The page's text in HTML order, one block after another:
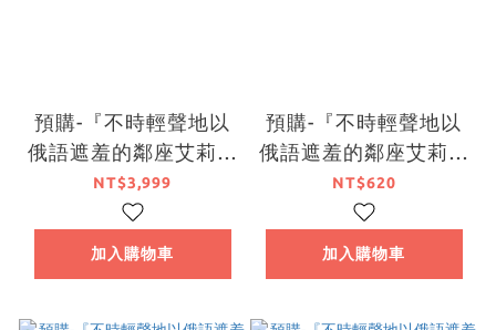
預購-『不時輕聲地以
俄語遮羞的鄰座艾莉同
學』5th Anniversary
POP-UP School 全新
繪製BIG掛軸 艾莉
NT$3,999
加入購物車
預購-『不時輕聲地以
俄語遮羞的鄰座艾莉同
學』炫彩壓克力立牌
艾莉 系列【日本進口
精品】
NT$620
加入購物車